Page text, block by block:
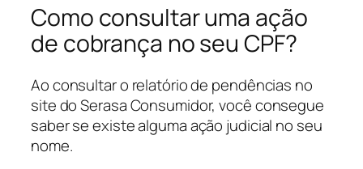
Como consultar uma ação
de cobrança no seu CPF?
Ao consultar o relatório de pendências no
site do Serasa Consumidor, você consegue
saber se existe alguma ação judicial no seu
nome.